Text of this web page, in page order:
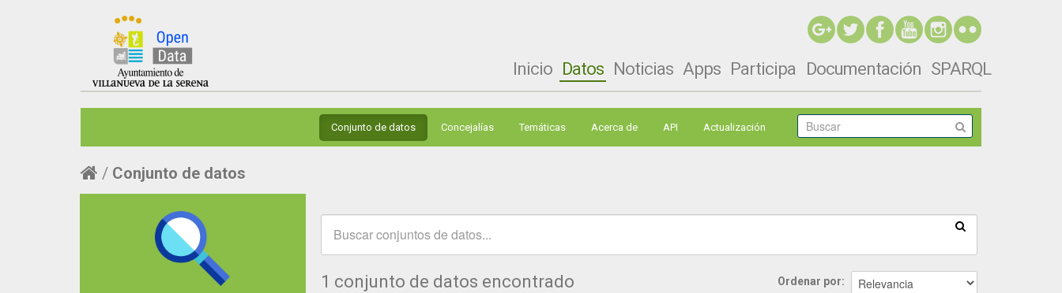
Inicio Datos Noticias Apps Participa Documentación SPARQL
Conjunto de datos Concejalías Temáticas Acerca de API Actualización
Conjunto de datos
Ordenar por
1 conjunto de datos encontrado